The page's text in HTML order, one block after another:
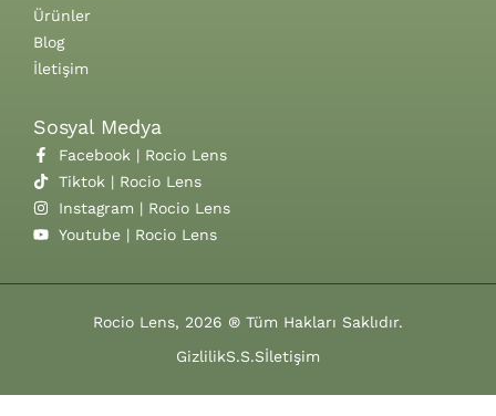
Ürünler
Blog
İletişim
Sosyal Medya
Facebook | Rocio Lens
Tiktok | Rocio Lens
Instagram | Rocio Lens
Youtube | Rocio Lens
Rocio Lens, 2026 ® Tüm Hakları Saklıdır.
GizlilikS.S.Sİletişim